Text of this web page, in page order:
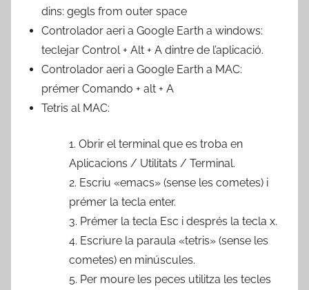
dins: gegls from outer space
Controlador aeri a Google Earth a windows:
teclejar Control + Alt + A dintre de l’aplicació.
Controlador aeri a Google Earth a MAC:
prémer Comando + alt + A
Tetris al MAC:
1. Obrir el terminal que es troba en
Aplicacions / Utilitats / Terminal.
2. Escriu «emacs» (sense les cometes) i
prémer la tecla enter.
3. Prémer la tecla Esc i després la tecla x.
4. Escriure la paraula «tetris» (sense les
cometes) en minúscules.
5. Per moure les peces utilitza les tecles